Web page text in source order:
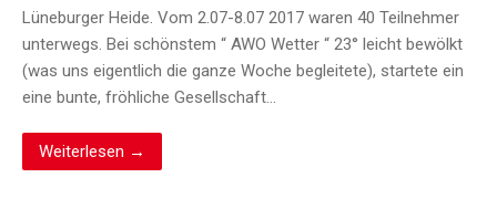
Lüneburger Heide. Vom 2.07-8.07 2017 waren 40 Teilnehmer
unterwegs. Bei schönstem “ AWO Wetter “ 23° leicht bewölkt
(was uns eigentlich die ganze Woche begleitete), startete ein
eine bunte, fröhliche Gesellschaft…
Weiterlesen →